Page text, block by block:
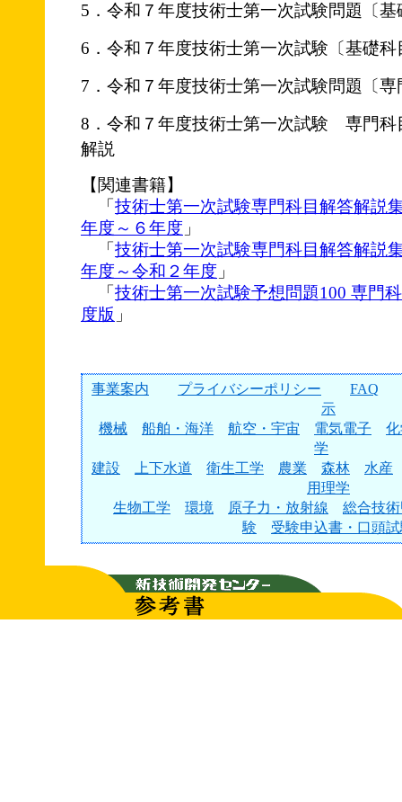
5．令和７年度技術士第一次試験問題〔基
6．令和７年度技術士第一次試験〔基礎
7．令和７年度技術士第一次試験問題〔
8．令和７年度技術士第一次試験 専門科
解説
【関連書籍】
「 技術士第一次試験専門科目解答解説
年度～６年度 」
「 技術士第一次試験専門科目解答解説
年度～令和２年度 」
「 技術士第一次試験予想問題100 専門
度版 」
事業案内 プライバシーポリシー
FAQ
示
機械
船舶・海洋 航空・宇宙 電気電子
学
建設
上下水道 衛生工学 農業 森林
水産
用理学
生物工学
環境 原子力・放射線
総合技
験
受験申込書・口頭